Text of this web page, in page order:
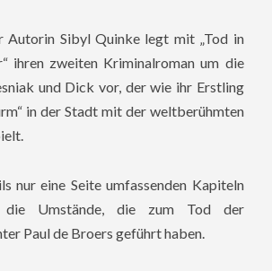
Autorin Sibyl Quinke legt mit „Tod in
ihren zweiten Kriminalroman um die
und Dick vor, der wie ihr Erstling
in der Stadt mit der weltberühmten
nur eine Seite umfassenden Kapiteln
die Umstände, die zum Tod der
Paul de Broers geführt haben.